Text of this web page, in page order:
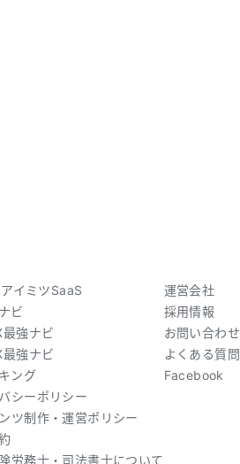
イミツSaaS
ビ
最強ナビ
最強ナビ
ング
シーポリシー
ツ制作・運営ポリシー
労務士・司法書士について
運営会社
採用情報
お問い合わせ
よくある質問
Facebook